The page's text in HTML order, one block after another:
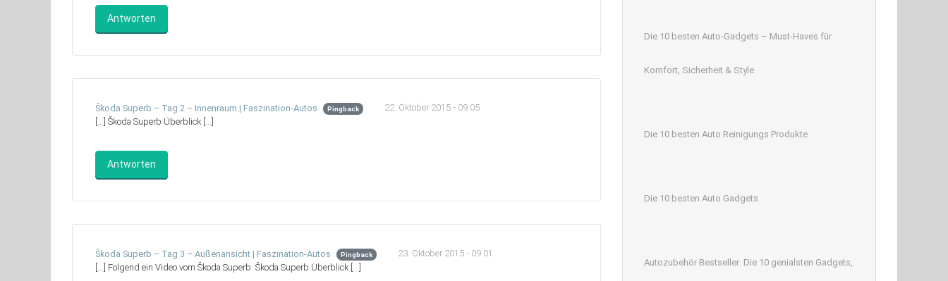
Antworten
Škoda Superb – Tag 2 – Innenraum | Faszination-Autos Pingback
22. Oktober 2015 - 09:05
[…] Škoda Superb Überblick […]
Antworten
Škoda Superb – Tag 3 – Außenansicht | Faszination-Autos Pingback
23. Oktober 2015 - 09:01
[…] Folgend ein Video vom Škoda Superb: Škoda Superb Überblick […]
Die 10 besten Auto-Gadgets – Must-Haves für
Komfort, Sicherheit & Style
Die 10 besten Auto Reinigungs Produkte
Die 10 besten Auto Gadgets
Autozubehör Bestseller: Die 10 genialsten Gadgets,